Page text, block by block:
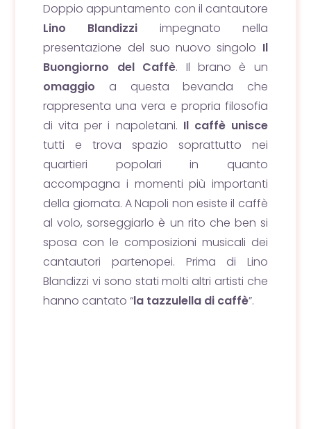
Doppio appuntamento con il cantautore
Lino Blandizzi impegnato nella
presentazione del suo nuovo singolo Il
Buongiorno del Caffè. Il brano è un
omaggio a questa bevanda che
rappresenta una vera e propria filosofia
di vita per i napoletani. Il caffè unisce
tutti e trova spazio soprattutto nei
quartieri popolari in quanto
accompagna i momenti più importanti
della giornata. A Napoli non esiste il caffè
al volo, sorseggiarlo è un rito che ben si
sposa con le composizioni musicali dei
cantautori partenopei. Prima di Lino
Blandizzi vi sono stati molti altri artisti che
hanno cantato “la tazzulella di caffè”.